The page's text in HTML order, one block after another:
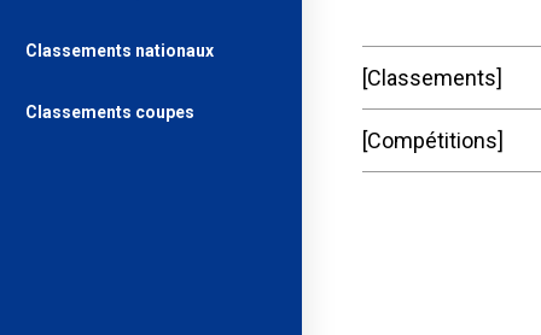
Classements
Compétitions
Classements nationaux
Classements coupes